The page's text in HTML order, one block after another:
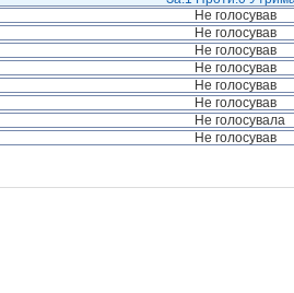
Не голосував
Не голосував
Не голосував
Не голосував
Не голосував
Не голосував
Не голосувала
Не голосував